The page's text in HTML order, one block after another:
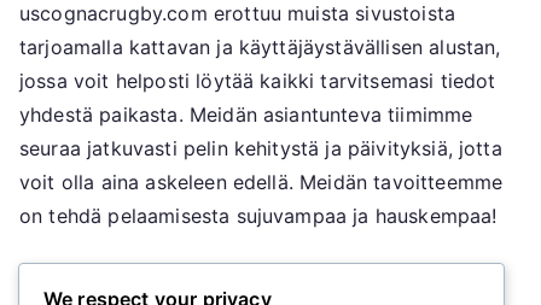
uscognacrugby.com erottuu muista sivustoista
tarjoamalla kattavan ja käyttäjäystävällisen alustan,
jossa voit helposti löytää kaikki tarvitsemasi tiedot
yhdestä paikasta. Meidän asiantunteva tiimimme
seuraa jatkuvasti pelin kehitystä ja päivityksiä, jotta
voit olla aina askeleen edellä. Meidän tavoitteemme
on tehdä pelaamisesta sujuvampaa ja hauskempaa!
We respect your privacy